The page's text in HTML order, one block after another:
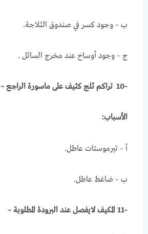
ب – وجود كسر في صندوق الثلاجة.
ج – وجود أوساخ عند مخرج السائل .
-10 تراكم ثلج كثيف على ماسورة الراجع –
الأسباب:
أ – تيرموستات عاطل.
ب – ضاغط عاطل.
-11 المكيف لايفصل عند البرودة المطلوبة –